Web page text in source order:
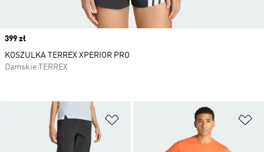
Dodaj do listy życzeń
Price
399 zł
KOSZULKA TERREX XPERIOR PRO
Damskie TERREX